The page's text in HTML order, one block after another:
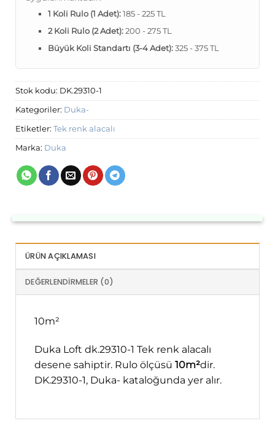
1 Koli Rulo (1 Adet):185 - 225 TL
2 Koli Rulo (2 Adet):200 - 275 TL
Büyük Koli Standartı (3-4 Adet):325 - 375 TL
Stok kodu: DK.29310-1
Kategoriler: Duka-
Etiketler: Tek renk alacalı
Marka: Duka
ÜRÜN AÇIKLAMASI
DEĞERLENDIRMELER (0)
10m²
Duka Loft dk.29310-1 Tek renk alacalı
desene sahiptir. Rulo ölçüsü 10m²dir.
DK.29310-1, Duka- kataloğunda yer alır.